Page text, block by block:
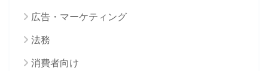
広告・マーケティング
法務
消費者向け